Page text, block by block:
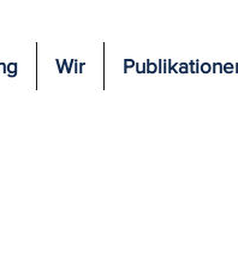
Wir